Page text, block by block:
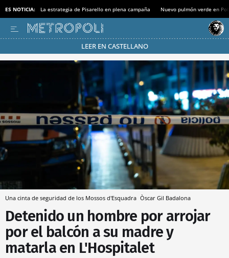
ES NOTICIA: La estrategia de Pisarello en plena campaña Nuevo pulmón verde en
LEER EN CASTELLANO
Pásate al MODO AHORRO
Una cinta de seguridad de los Mossos d'Esquadra Òscar Gil Badalona
Detenido un hombre por arrojar
por el balcón a su madre y
matarla en L'Hospitalet